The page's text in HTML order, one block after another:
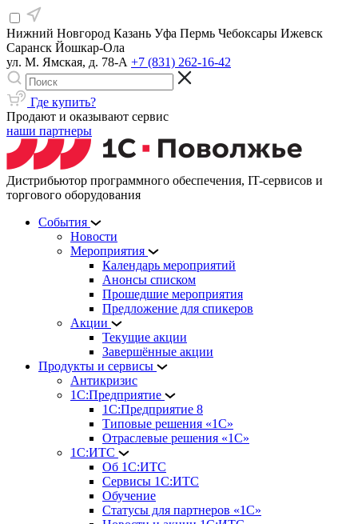
Нижний Новгород Казань Уфа Пермь Чебоксары Ижевск
Саранск Йошкар-Ола
ул. М. Ямская, д. 78-А +7 (831) 262-16-42
Где купить?
Продают и оказывают сервис
наши партнеры
Дистрибьютор программного обеспечения, IT-сервисов и
торгового оборудования
События
Новости
Мероприятия
Календарь мероприятий
Анонсы списком
Прошедшие мероприятия
Предложение для спикеров
Акции
Текущие акции
Завершённые акции
Продукты и сервисы
Антикризис
1С:Предприятие
1С:Предприятие 8
Типовые решения «1С»
Отраслевые решения «1С»
1С:ИТС
Об 1С:ИТС
Сервисы 1С:ИТС
Обучение
Статусы для партнеров «1С»